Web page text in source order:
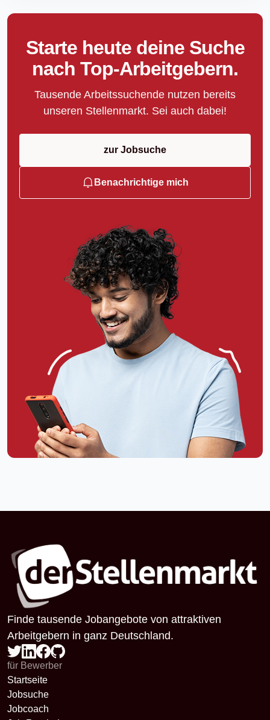
Starte heute deine Suche
nach Top-Arbeitgebern.
Tausende Arbeitssuchende nutzen bereits
unseren Stellenmarkt. Sei auch dabei!
zur Jobsuche
Benachrichtige mich
Finde tausende Jobangebote von attraktiven
Arbeitgebern in ganz Deutschland.
für Bewerber
Startseite
Jobsuche
Jobcoach